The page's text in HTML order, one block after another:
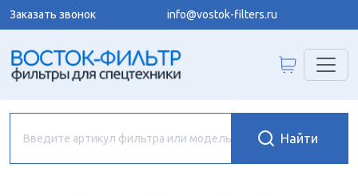
Заказать звонок info@vostok-filters.ru